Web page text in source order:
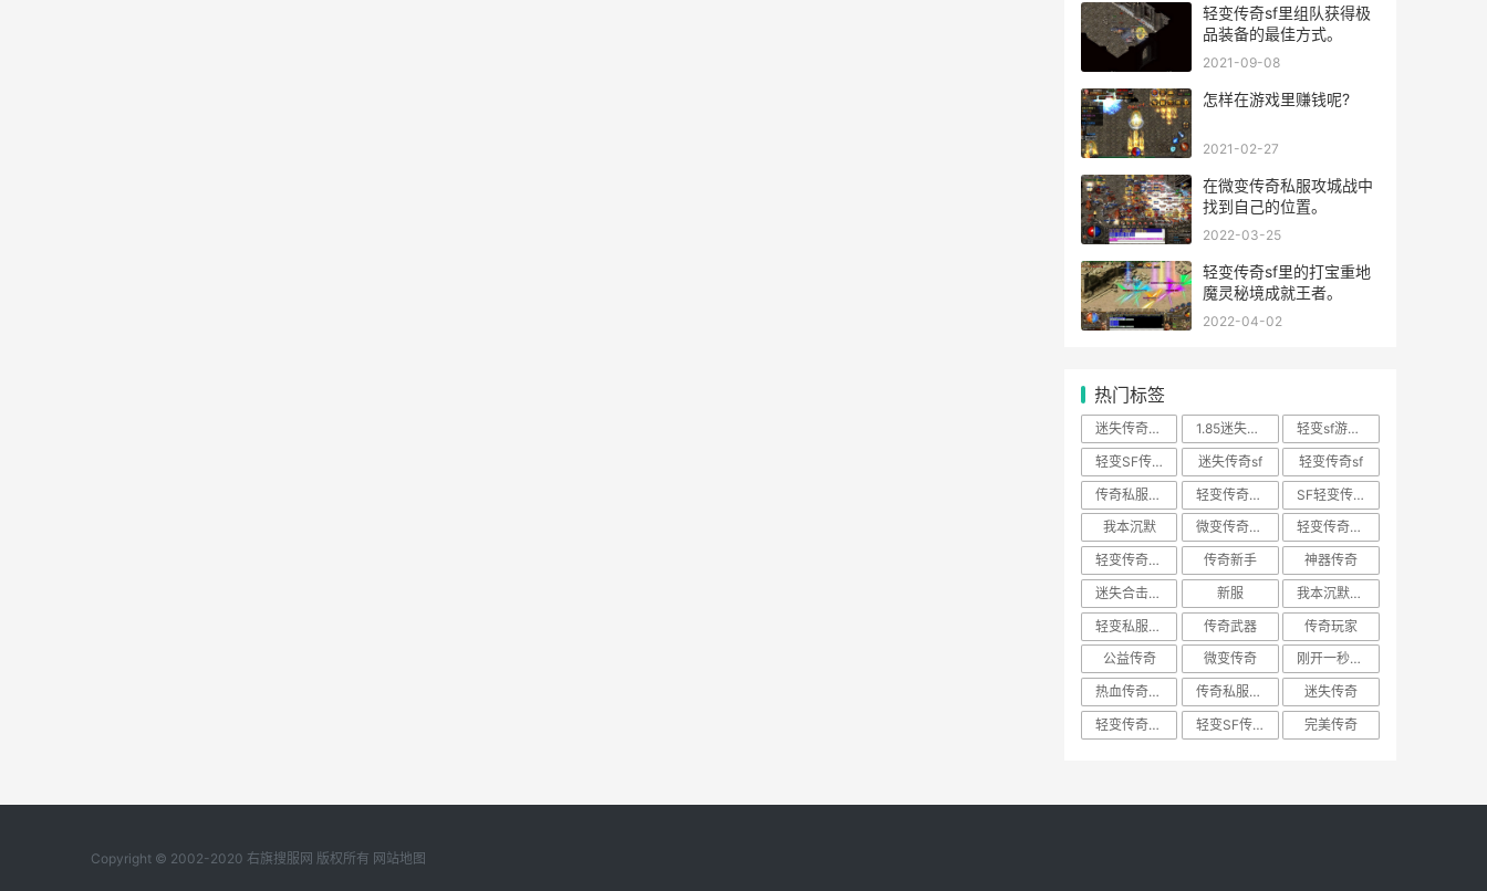
轻变传奇sf里组队获得极
品装备的最佳方式。
2021-09-08
怎样在游戏里赚钱呢?
2021-02-27
在微变传奇私服攻城战中
找到自己的位置。
2022-03-25
轻变传奇sf里的打宝重地
魔灵秘境成就王者。
2022-04-02
热门标签
迷失传奇新服网 1.85迷失传奇
轻变sf游戏传奇
轻变SF传奇游戏
迷失传奇sf
轻变传奇sf
传奇私服发行网
轻变传奇SF游戏
SF轻变传奇
我本沉默
微变传奇新服网
轻变传奇私服网站
轻变传奇游戏SF
传奇新手
神器传奇
迷失合击传奇
新服
我本沉默传奇
轻变私服传奇
传奇武器
传奇玩家
公益传奇
微变传奇
刚开一秒传奇
热血传奇游戏
传奇私服游戏
迷失传奇
轻变传奇发布网
轻变SF传奇 完美传奇
Copyright © 2002-2020 右旗搜服网 版权所有 网站地图